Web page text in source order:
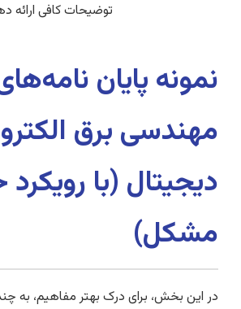
توضیحات کافی ارائه
نمونه پایان
مهندسی برق
دیجیتال (با
مشکل)
در این بخش، برای درک بهتر مفاهیم، به